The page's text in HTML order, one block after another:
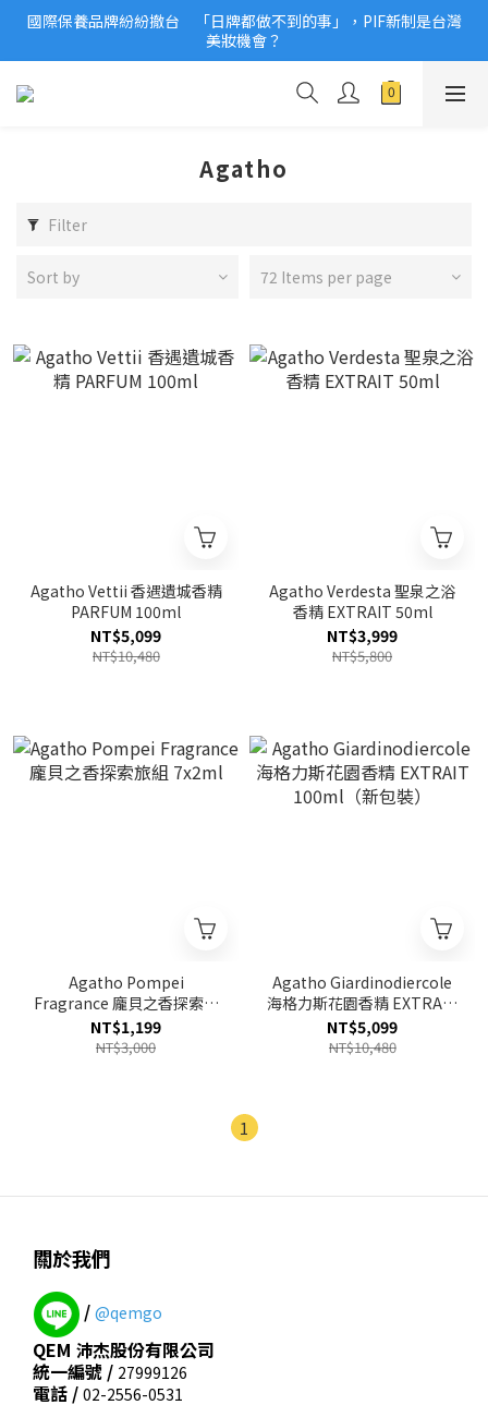
2026美妝小樣、試用品變少？PIF化妝品身分證7月上路！消費者
必懂5觀念
國際保養品牌紛紛撤台　「日牌都做不到的事」，PIF新制是台灣
美妝機會？
2026美妝小樣、試用品變少？PIF化妝品身分證7月上路！消費者
Agatho
Filter
Sort by 72 Items per page
Agatho Vettii 香遇遺城香精
PARFUM 100ml
NT$5,099
NT$10,480
Agatho Verdesta 聖泉之浴
香精 EXTRAIT 50ml
NT$3,999
NT$5,800
Agatho Pompei
Fragrance 龐貝之香探索旅
組 7x2ml
NT$1,199
NT$3,000
Agatho Giardinodiercole
海格力斯花園香精 EXTRAIT
100ml（新包裝）
NT$5,099
NT$10,480
1
關於我們
/ @qemgo
QEM 沛杰股份有限公司
統一編號 / 27999126
電話 / 02-2556-0531